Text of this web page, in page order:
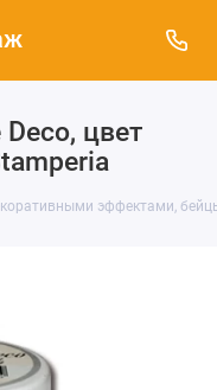
цвет
эффектами,